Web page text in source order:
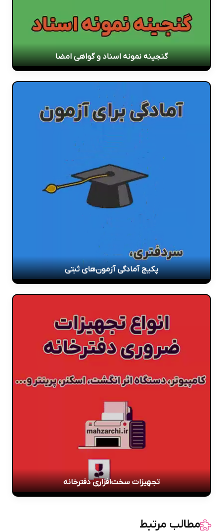
گنجینه نمونه اسناد و گواهی امضا
پکیج آمادگی آزمون‌های ثبتی
تجهیزات سخت‌افزاری دفترخانه
مطالب مرتبط